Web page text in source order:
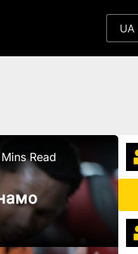
UA
Read